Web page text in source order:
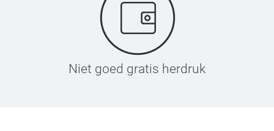
Niet goed gratis herdruk